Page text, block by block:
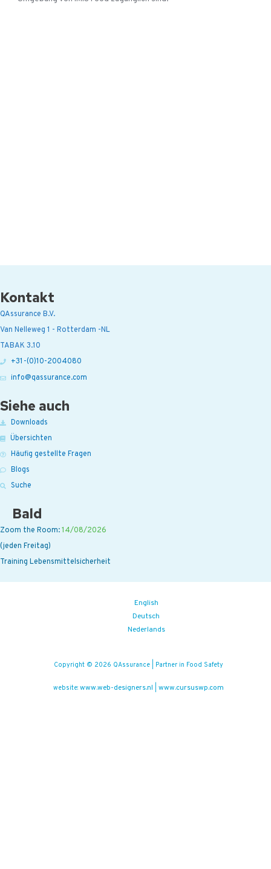
Kontakt
QAssurance B.V.
Van Nelleweg 1 - Rotterdam -NL
TABAK 3.10
+31-(0)10-2004080
info@qassurance.com
Siehe auch
Downloads
Übersichten
Häufig gestellte Fragen
Blogs
Suche
Bald
Zoom the Room:14/08/2026
(jeden Freitag)
Training Lebensmittelsicherheit
English
Deutsch
Nederlands
Copyright © 2026 QAssurance | Partner in Food Safety
website: www.web-designers.nl www.cursuswp.com